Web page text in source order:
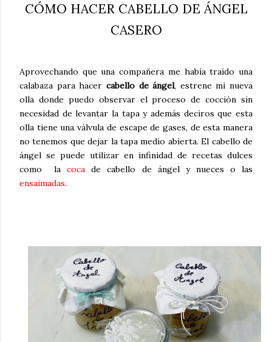
CÓMO HACER CABELLO DE ÁNGEL
CASERO
Aprovechando que una compañera me había traído una
calabaza para hacer cabello de ángel, estrene mi nueva
olla donde puedo observar el proceso de cocción sin
necesidad de levantar la tapa y además deciros que esta
olla tiene una válvula de escape de gases, de esta manera
no tenemos que dejar la tapa medio abierta. El cabello de
ángel se puede utilizar en infinidad de recetas dulces
como lacoca de cabello de ángel y nueces o las
ensaimadas.